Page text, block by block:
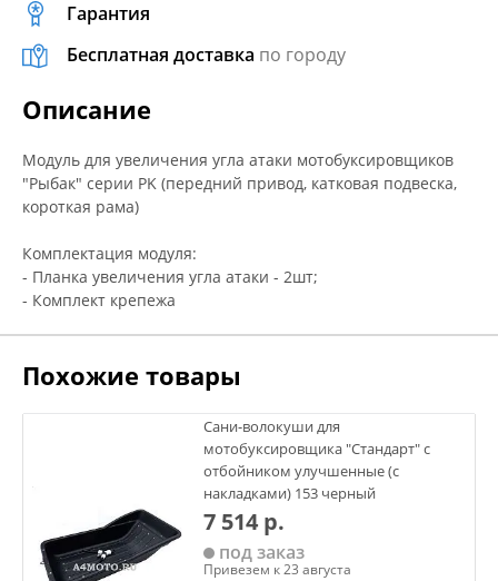
Гарантия
Бесплатная доставка по городу
Описание
Модуль для увеличения угла атаки мотобуксировщиков
"Рыбак" серии PK (передний привод, катковая подвеска,
короткая рама)
Комплектация модуля:
- Планка увеличения угла атаки - 2шт;
- Комплект крепежа
Похожие товары
Сани-волокуши для
мотобуксировщика "Стандарт" с
отбойником улучшенные (с
накладками) 153 черный
7 514 р.
под заказ
Привезем к 23 августа